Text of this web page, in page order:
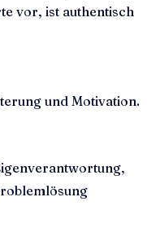
vor, ist authentisch
und Motivation.